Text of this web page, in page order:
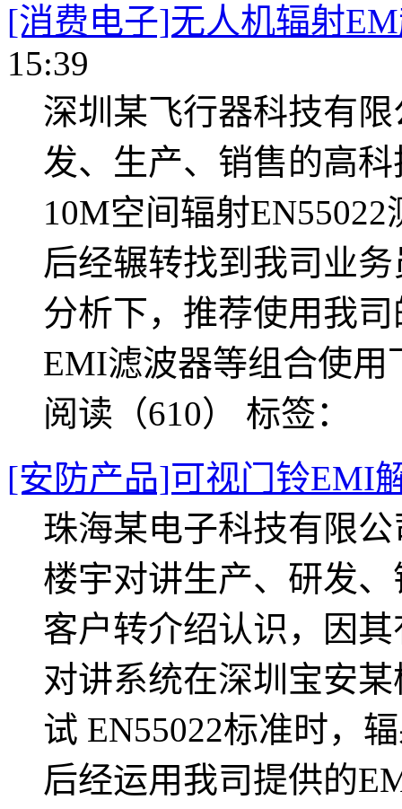
[消费电子]无人机辐射
15:39
深圳某飞行器科技有
发、生产、销售的高
10M空间辐射
后经辗转找到我司业
分析下，推荐使用我
EMI滤波器等组合使用
阅读（610） 标签：
[安防产品]可视门铃EMI
珠海某电子科技有限
楼宇对讲生产、研发
客户转介绍认识，因
对讲系统在深圳宝安
试 EN55022标准时，
后经运用我司提供的